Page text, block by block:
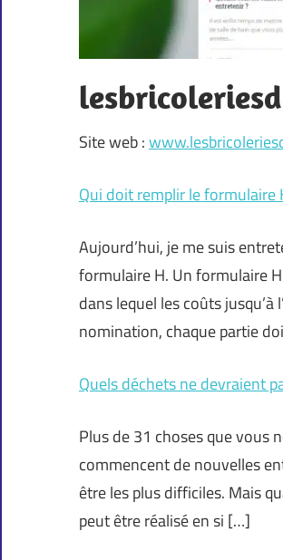
Site web :
Qui doit remplir le formulaire
Aujourd’hui, je me suis
formulaire H. Un formulaire
dans lequel les coûts
nomination, chaque partie
Quels déchets ne devraient
Plus de 31 choses que vous
commencent de nouvelles
être les plus difficiles. Mais
peut être réalisé en si […]